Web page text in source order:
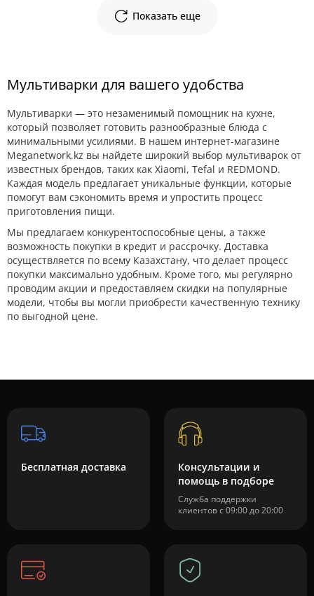
Показать еще
Мультиварки для вашего удобства
Мультиварки — это незаменимый помощник на кухне,
который позволяет готовить разнообразные блюда с
минимальными усилиями. В нашем интернет-магазине
Meganetwork.kz вы найдете широкий выбор мультиварок от
известных брендов, таких как Xiaomi, Tefal и REDMOND.
Каждая модель предлагает уникальные функции, которые
помогут вам сэкономить время и упростить процесс
приготовления пищи.
Мы предлагаем конкурентоспособные цены, а также
возможность покупки в кредит и рассрочку. Доставка
осуществляется по всему Казахстану, что делает процесс
покупки максимально удобным. Кроме того, мы регулярно
проводим акции и предоставляем скидки на популярные
модели, чтобы вы могли приобрести качественную технику
по выгодной цене.
Бесплатная доставка
Консультации и
помощь в подборе
Служба поддержки
клиентов с 09:00 до 20:00